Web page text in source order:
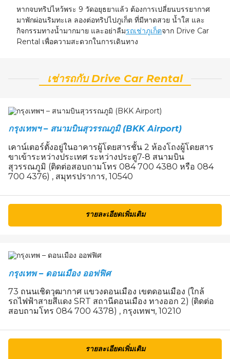
หากจบทริปไหว้พระ 9 วัดอยุธยาแล้ว ต้องการเปลี่ยนบรรยากาศ
มาพักผ่อนริมทะเล ลองต่อทริปไปภูเก็ต ที่มีหาดสวย น้ำใส และ
กิจกรรมทางน้ำมากมาย และอย่าลืมรถเช่าภูเก็ตจาก Drive Car
Rental เพื่อความสะดวกในการเดินทาง
เช่ารถกับ Drive Car Rental
กรุงเทพฯ – สนามบินสุวรรณภูมิ (BKK Airport)
เคาน์เตอร์ตั้งอยู่ในอาคารผู้โดยสารชั้น 2 ห้องโถงผู้โดยสาร
ขาเข้าระหว่างประเทศ ระหว่างประตู7-8 สนามบิน
สุวรรณภูมิ (ติดต่อสอบถามโทร 084 700 4380 หรือ 084
700 4376) , สมุทรปราการ, 10540
รายละเอียดเพิ่มเติม
กรุงเทพ – ดอนเมือง ออฟฟิศ
73 ถนนเชิดวุฒากาศ แขวงดอนเมือง เขตดอนเมือง (ใกล้
รถไฟฟ้าสายสีแดง SRT สถานีดอนเมือง ทางออก 2) (ติดต่อ
สอบถามโทร 084 700 4378) , กรุงเทพฯ, 10210
รายละเอียดเพิ่มเติม